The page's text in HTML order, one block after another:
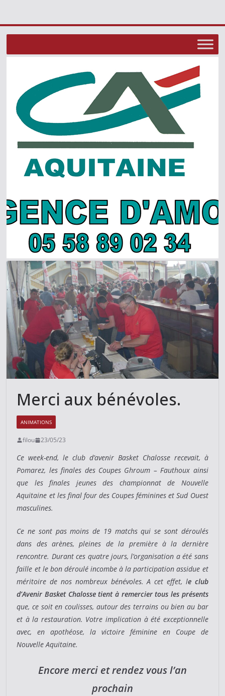
Merci aux bénévoles.
ANIMATIONS
filou 23/05/23
Ce week-end, le club d’avenir Basket Chalosse recevait, à
Pomarez, les finales des Coupes Ghroum – Fauthoux ainsi
que les finales jeunes des championnat de Nouvelle
Aquitaine et les final four des Coupes féminines et Sud Ouest
masculines.
Ce ne sont pas moins de 19 matchs qui se sont déroulés
dans des arènes, pleines de la première à la dernière
rencontre. Durant ces quatre jours, l’organisation a été sans
faille et le bon déroulé incombe à la participation assidue et
méritoire de nos nombreux bénévoles. A cet effet, le club
d’Avenir Basket Chalosse tient à remercier tous les présents
que, ce soit en coulisses, autour des terrains ou bien au bar
et à la restauration. Votre implication à été exceptionnelle
avec, en apothéose, la victoire féminine en Coupe de
Nouvelle Aquitaine.
Encore merci et rendez vous l’an
prochain